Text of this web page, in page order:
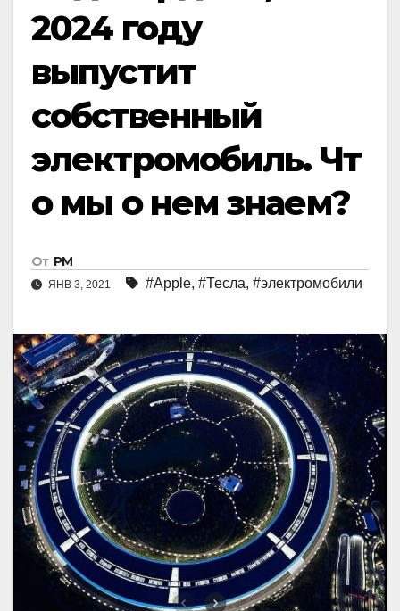
2024 году
выпустит
собственный
электромобиль. Чт
о мы о нем знаем?
От РМ
ЯНВ 3, 2021 #Apple, #Тесла, #электромобили